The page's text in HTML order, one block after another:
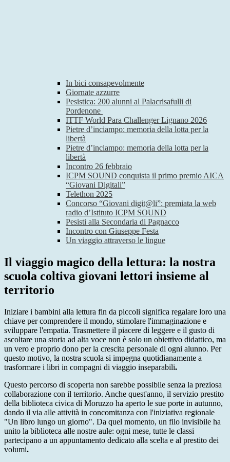
In bici consapevolmente
Giornate azzurre
Pesistica: 200 alunni al Palacrisafulli di
Pordenone
ITTF World Para Challenger Lignano 2026
Pietre d’inciampo: memoria della lotta per la
libertà
Pietre d’inciampo: memoria della lotta per la
libertà
Incontro 26 febbraio
ICPM SOUND conquista il primo premio AICA
“Giovani Digitali”
Telethon 2025
Concorso “Giovani digit@li”: premiata la web
radio d’Istituto ICPM SOUND
Pesisti alla Secondaria di Pagnacco
Incontro con Giuseppe Festa
Un viaggio attraverso le lingue
Il viaggio magico della lettura: la nostra
scuola coltiva giovani lettori insieme al
territorio
Iniziare i bambini alla lettura fin da piccoli significa regalare loro una
chiave per comprendere il mondo, stimolare l'immaginazione e
sviluppare l'empatia. Trasmettere il piacere di leggere e il gusto di
ascoltare una storia ad alta voce non è solo un obiettivo didattico, ma
un vero e proprio dono per la crescita personale di ogni alunno. Per
questo motivo, la nostra scuola si impegna quotidianamente a
trasformare i libri in compagni di viaggio inseparabili.
Questo percorso di scoperta non sarebbe possibile senza la preziosa
collaborazione con il territorio. Anche quest'anno, il servizio prestito
della biblioteca civica di Moruzzo ha aperto le sue porte in autunno,
dando il via alle attività in concomitanza con l'iniziativa regionale
"Un libro lungo un giorno". Da quel momento, un filo invisibile ha
unito la biblioteca alle nostre aule: ogni mese, tutte le classi
partecipano a un appuntamento dedicato alla scelta e al prestito dei
volumi.